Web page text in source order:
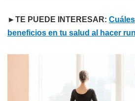
►TE PUEDE INTERESAR:
beneficios en tu salud al hacer